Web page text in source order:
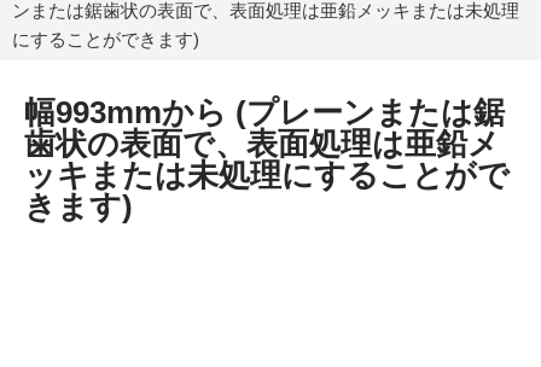
ンまたは鋸歯状の表面で、表面処理は亜鉛メッキまたは未処理
にすることができます)
幅993mmから (プレーンまたは鋸
歯状の表面で、表面処理は亜鉛メ
ッキまたは未処理にすることがで
きます)